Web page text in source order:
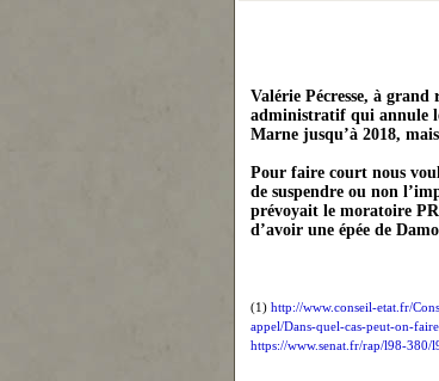
Valérie Pécresse, à
administratif qui annule
Marne jusqu’à 2018,
Pour faire court nous
de suspendre ou non
prévoyait le moratoire
d’avoir une épée de
(1) http://www.conseil-etat.fr/
appel/Dans-quel-cas-peut-on-
https://www.senat.fr/rap/l98-380/